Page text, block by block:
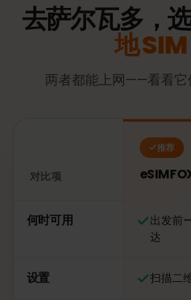
去萨尔瓦多，
地
两者都能上网——看看它
对比项
推荐
何时可用
出发前
达
设置 扫描二